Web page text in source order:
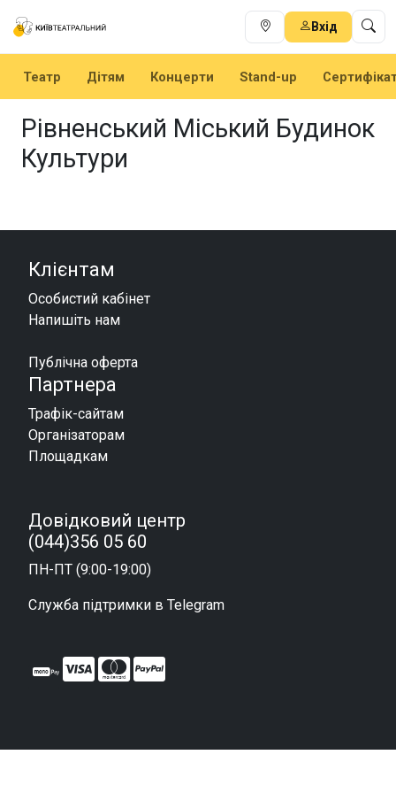
Вхід
Театр Дітям Концерти Stand-up
Рівненський Міський Будинок
Культури
Клієнтам
Особистий кабінет
Напишіть нам
Публічна оферта
Партнера
Трафік-сайтам
Організаторам
Площадкам
Довідковий центр
(044)356 05 60
ПН-ПТ (9:00-19:00)
Служба підтримки в Telegram